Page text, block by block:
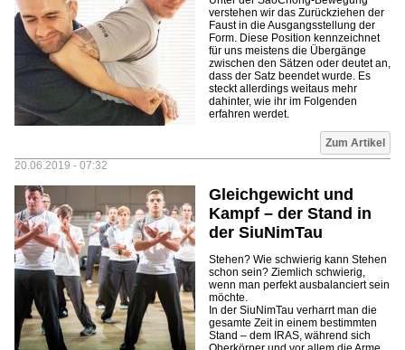
verstehen wir das Zurückziehen der
Faust in die Ausgangsstellung der
Form. Diese Position kennzeichnet
für uns meistens die Übergänge
zwischen den Sätzen oder deutet an,
dass der Satz beendet wurde. Es
steckt allerdings weitaus mehr
dahinter, wie ihr im Folgenden
erfahren werdet.
Zum Artikel
20.06.2019 - 07:32
Gleichgewicht und
Kampf – der Stand in
der SiuNimTau
Stehen? Wie schwierig kann Stehen
schon sein? Ziemlich schwierig,
wenn man perfekt ausbalanciert sein
möchte.
In der SiuNimTau verharrt man die
gesamte Zeit in einem bestimmten
Stand – dem IRAS, während sich